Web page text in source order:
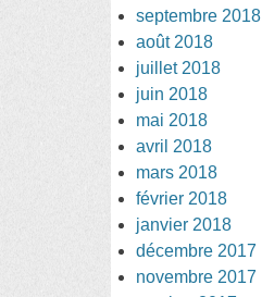
septembre 2018
août 2018
juillet 2018
juin 2018
mai 2018
avril 2018
mars 2018
février 2018
janvier 2018
décembre 2017
novembre 2017